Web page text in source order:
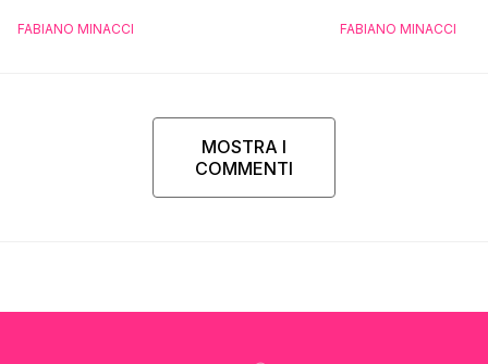
FABIANO MINACCI FABIANO MINACCI
MOSTRA I
COMMENTI